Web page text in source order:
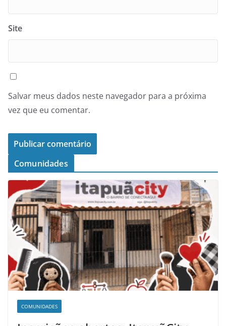
Site
Salvar meus dados neste navegador para a próxima
vez que eu comentar.
Comunidades
COMUNIDADES